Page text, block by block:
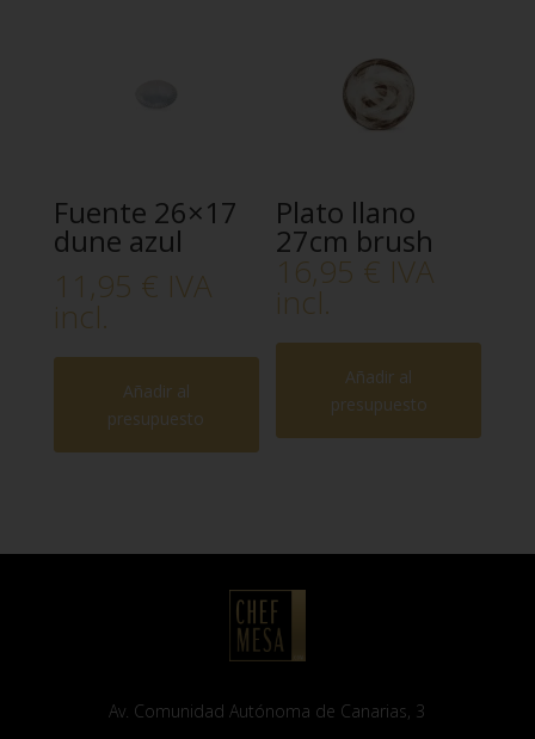
Fuente 26×17
dune azul
11,95 € IVA
incl.
Añadir al
presupuesto
Plato llano
27cm brush
16,95 € IVA
incl.
Añadir al
presupuesto
Av. Comunidad Autónoma de Canarias, 3